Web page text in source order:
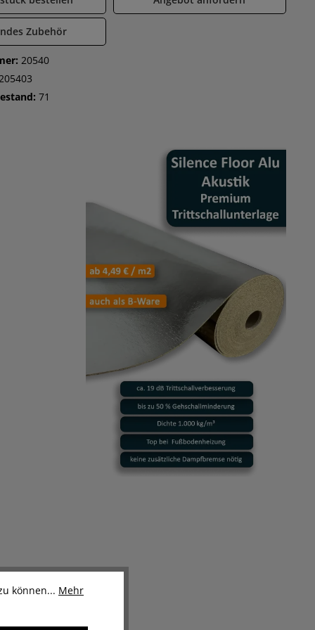
Zubehör
20540
71
können... Mehr